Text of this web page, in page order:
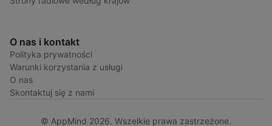
O nas i kontakt
Polityka prywatności
Warunki korzystania z usługi
O nas
Skontaktuj się z nami
© AppMind 2026. Wszelkie prawa zastrzeżone.